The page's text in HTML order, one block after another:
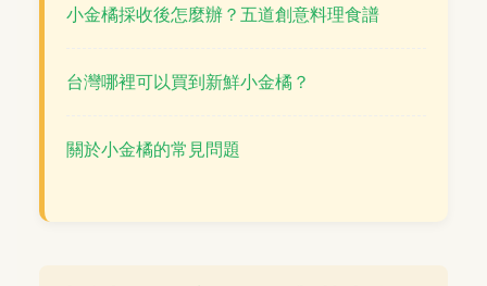
小金橘採收後怎麼辦？五道創意料理食譜
台灣哪裡可以買到新鮮小金橘？
關於小金橘的常見問題